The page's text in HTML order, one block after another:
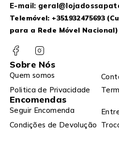
E-mail:
Telemóvel: +351932475693
para a Rede Móvel Nacional)
Sobre Nós
Quem somos
Politica de Privacidade
Encomendas
Seguir Encomenda
Condições de Devolução